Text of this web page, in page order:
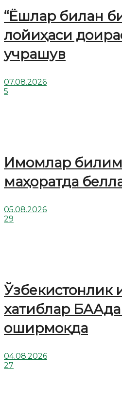
“Ёшлар билан
лойиҳаси
учрашув
07.08.2026
5
Имомлар
маҳоратда
05.08.2026
29
Ўзбекистонлик
хатиблар
оширмоқда
04.08.2026
27